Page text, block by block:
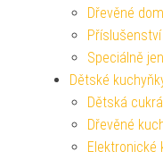
Dřevěné
Speciálně
Dětské
Dětská
Dřevěné
Elektronické